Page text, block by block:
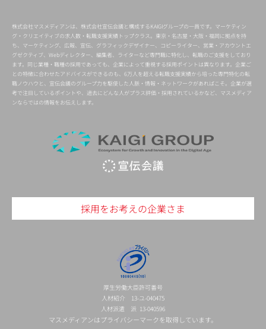
株式会社マスメディアンは、株式会社宣伝会議と構成するKAIGIグループの一員です。マーケティン
グ・クリエイティブの求人数・転職支援実績トップクラス。東京・名古屋・大阪・福岡に拠点を持
ち、マーケティング、広報、宣伝、グラフィックデザイナー、コピーライター、営業・アカウントエ
グゼクティブ、Webディレクター、編集者、ライターなど専門職に特化し、転職のご支援をしており
ます。同じ業種・職種の採用であっても、企業によって重視する採用ポイントは異なります。企業ご
との特徴に合わせたアドバイスができるのも、6万人を超える転職支援実績から培った専門特化の転
職ノウハウと、宣伝会議のグループ力を駆使した人脈・情報・ネットワークがあればこそ。企業が選
考で注目しているポイントや、過去にどんな人がプラス評価・採用されているかなど、マスメディア
ンならではの情報をお伝えします。
採用をお考えの企業さま
厚生労働大臣許可番号
人材紹介 13-ユ-040475
人材派遣 派 13-040596
マスメディアンはプライバシーマークを取得しています。